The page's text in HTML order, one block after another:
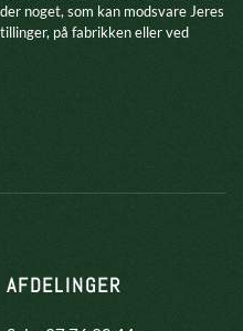
noget, som kan modsvare Jeres
på fabrikken eller ved
AFDELINGER